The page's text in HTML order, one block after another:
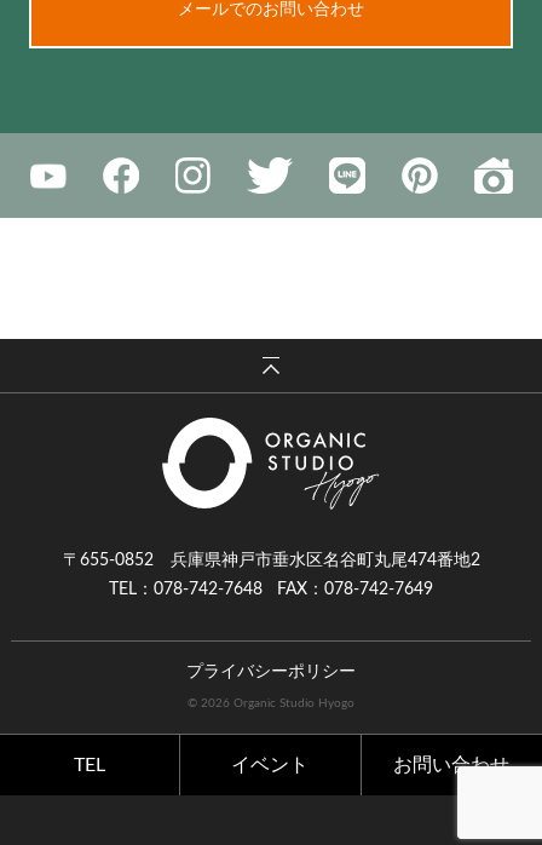
メールでのお問い合わせ
〒655-0852 兵庫県神戸市垂水区名谷町丸尾474番地2
TEL：078-742-7648
FAX：078-742-7649
プライバシーポリシー
© 2026 Organic Studio Hyogo
TEL イベント お問い合わせ